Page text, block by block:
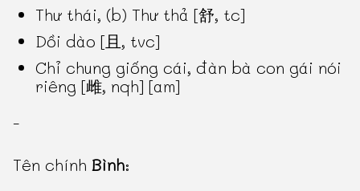
Thư thái, (b) Thư thả [舒, tc]
Dồi dào [且, tvc]
Chỉ chung giống cái, đàn bà con gái nói
riêng [雌, nqh] [am]
-
Tên chínhBình: